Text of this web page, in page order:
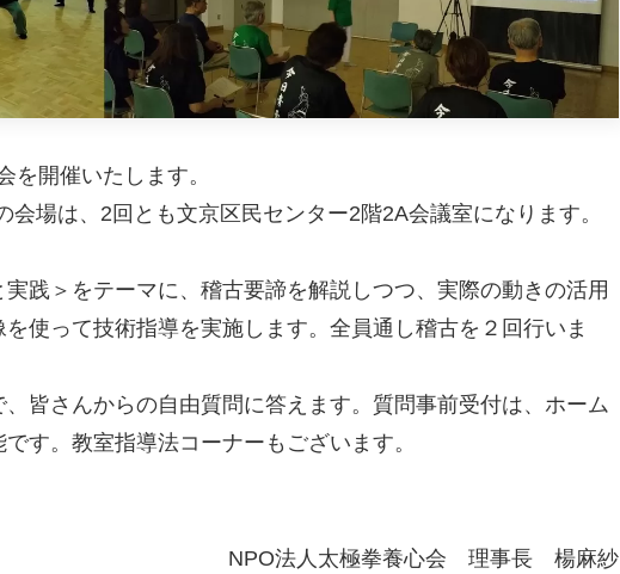
を開催いたします。
場は、2回とも文京区民センター2階2A会議室になります。
践＞をテーマに、稽古要諦を解説しつつ、実際の動きの活用
使って技術指導を実施します。全員通し稽古を２回行いま
、皆さんからの自由質問に答えます。質問事前受付は、ホーム
す。教室指導法コーナーもございます。
NPO法人太極拳養心会 理事長 楊麻紗